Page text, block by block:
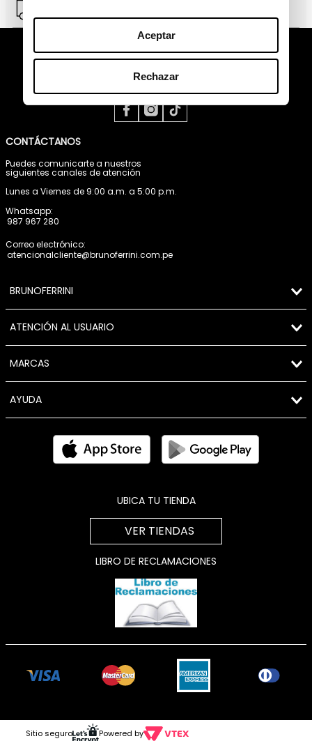
Aceptar
Rechazar
CONTÁCTANOS
Puedes comunicarte a nuestros
siguientes canales de atención
Lunes a Viernes de 9:00 a.m. a 5:00 p.m.
Whatsapp:
987 967 280
Correo electrónico:
atencionalcliente@brunoferrini.com.pe
BRUNOFERRINI
ATENCIÓN AL USUARIO
MARCAS
AYUDA
UBICA TU TIENDA
VER TIENDAS
LIBRO DE RECLAMACIONES
Sitio seguro Powered by